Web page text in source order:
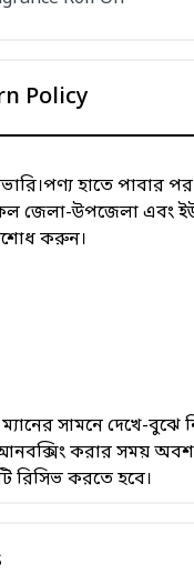
Policy
হাতে পাবার
জেলা-উপজেলা এবং
করুন।
ম্যানের সামনে দেখে-
আনবক্সিং করার সময়
রিসিভ করতে হবে।